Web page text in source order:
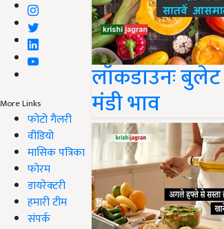
More Links
फोटो गैलरी
वीडियो
मासिक पत्रिका
फोरम
डायरेक्टरी
हमारी टीम
संपर्क
लॉकडाउनः
मंडी भाव